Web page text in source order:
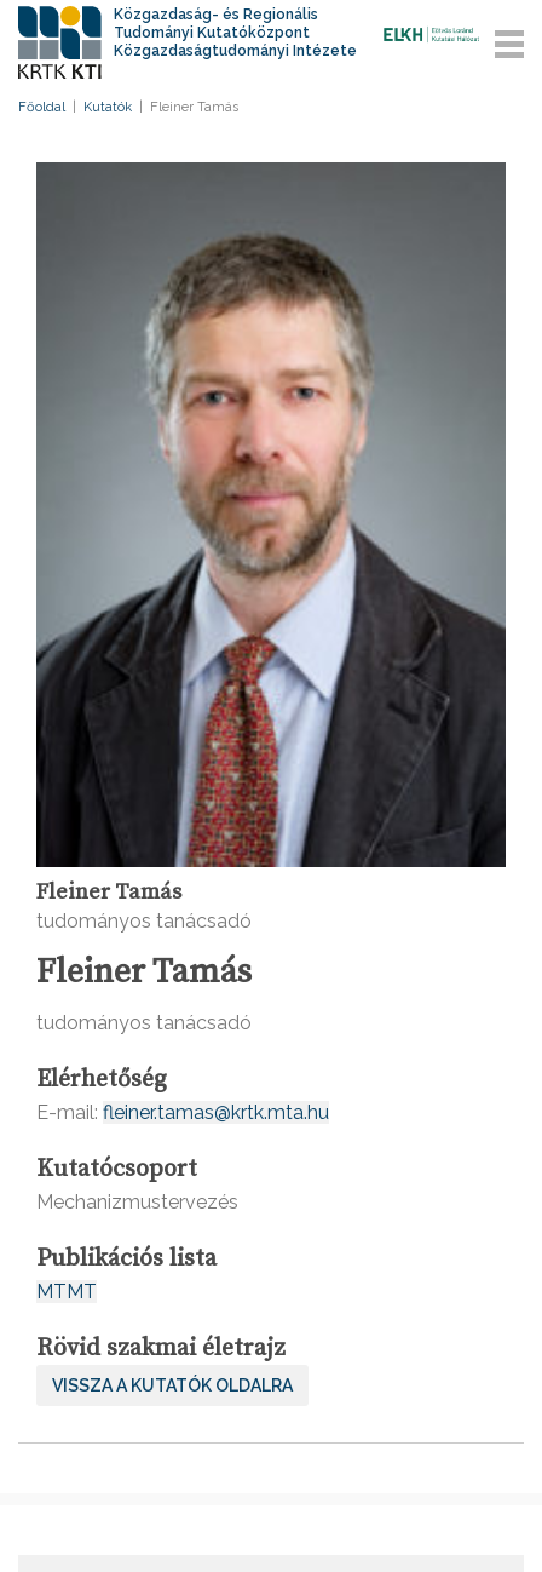
Közgazdaság- és Regionális
Tudományi Kutatóközpont
Közgazdaságtudományi Intézete
Főoldal Kutatók Fleiner Tamás
Fleiner Tamás
tudományos tanácsadó
Fleiner Tamás
tudományos tanácsadó
Elérhetőség
E-mail: fleiner.tamas@krtk.mta.hu
Kutatócsoport
Mechanizmustervezés
Publikációs lista
MTMT
Rövid szakmai életrajz
VISSZA A KUTATÓK OLDALRA